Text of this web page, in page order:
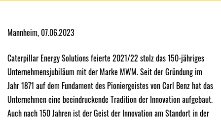
Mannheim, 07.06.2023
Caterpillar Energy Solutions feierte 2021/22 stolz das 150-jähriges
Unternehmensjubiläum mit der Marke MWM. Seit der Gründung im
Jahr 1871 auf dem Fundament des Pioniergeistes von Carl Benz hat das
Unternehmen eine beeindruckende Tradition der Innovation aufgebaut.
Auch nach 150 Jahren ist der Geist der Innovation am Standort in der